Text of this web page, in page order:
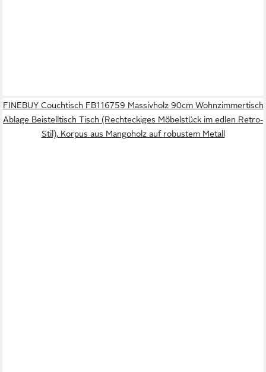
FINEBUY Couchtisch FB116759 Massivholz 90cm Wohnzimmertisch
Ablage Beistelltisch Tisch (Rechteckiges Möbelstück im edlen Retro-
Stil), Korpus aus Mangoholz auf robustem Metall